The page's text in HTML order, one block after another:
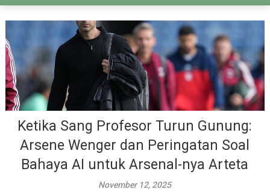
Ketika Sang Profesor Turun Gunung:
Arsene Wenger dan Peringatan Soal
Bahaya AI untuk Arsenal-nya Arteta
November 12, 2025